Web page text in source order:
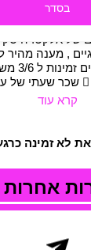
בסדר
תיאור משרה
– שכר
של אלקטרה
, מענה מהיר
יכול
קרא עוד
לא זמינה